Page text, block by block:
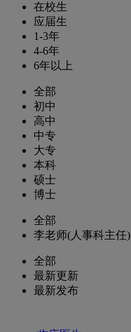
在校生
应届生
1-3年
4-6年
6年以上
全部
初中
高中
中专
大专
本科
硕士
博士
全部
李老师(人事科主任)
全部
最新更新
最新发布